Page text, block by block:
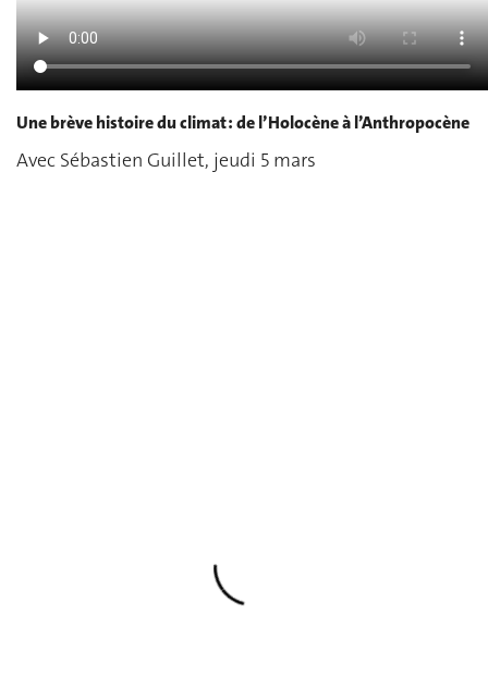
Une brève histoire du climat : de l’Holocène à l’Anthropocène
Avec Sébastien Guillet, jeudi 5 mars